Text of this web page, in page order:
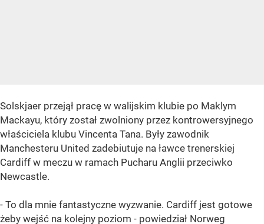
Solskjaer przejął pracę w walijskim klubie po Maklym
Mackayu, który został zwolniony przez kontrowersyjnego
właściciela klubu Vincenta Tana. Były zawodnik
Manchesteru United zadebiutuje na ławce trenerskiej
Cardiff w meczu w ramach Pucharu Anglii przeciwko
Newcastle.
- To dla mnie fantastyczne wyzwanie. Cardiff jest gotowe
żeby wejść na kolejny poziom - powiedział Norweg